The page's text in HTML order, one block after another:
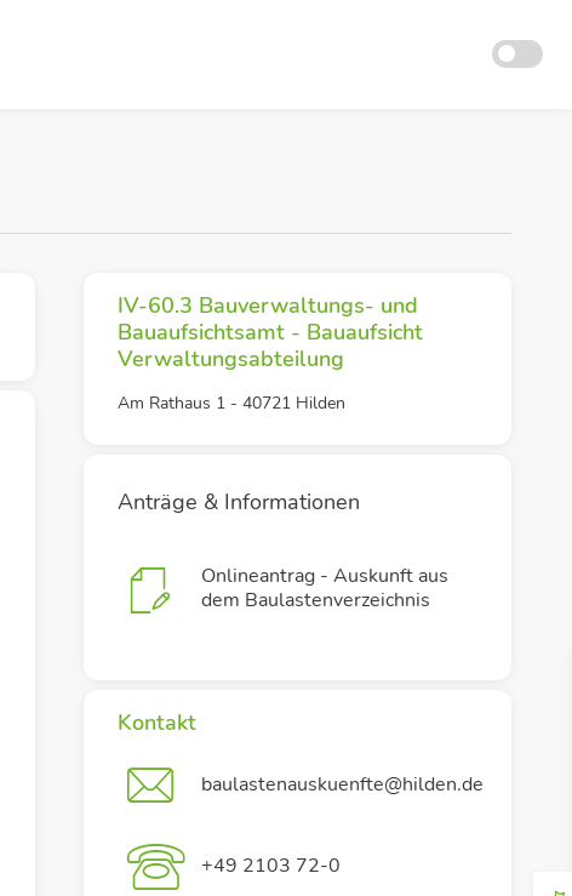
IV-60.3 Bauverwaltungs- und
Bauaufsichtsamt - Bauaufsicht
Verwaltungsabteilung
Am Rathaus 1 - 40721 Hilden
Anträge & Informationen
Onlineantrag - Auskunft aus
dem Baulastenverzeichnis
Kontakt
baulastenauskuenfte@hilden.de
+49 2103 72-0